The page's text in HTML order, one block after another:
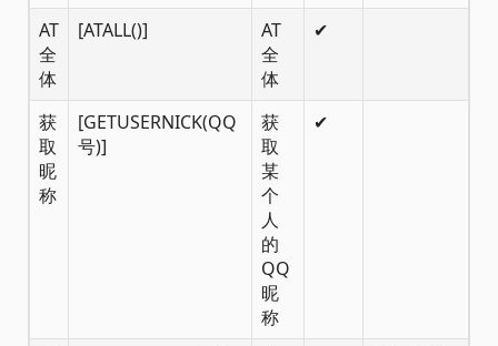
AT
全
体
[ATALL()]
AT
全
体
✔
获
取
昵
称
[GETUSERNICK(QQ
号)]
获
取
某
个
人
的
QQ
昵
称
✔